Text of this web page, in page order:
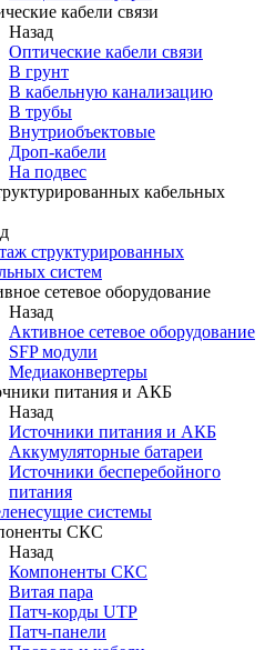
кабели связи
Назад
Оптические кабели связи
В грунт
В кабельную канализацию
В трубы
Внутриобъектовые
Дроп-кабели
На подвес
кабельных
структурированных
систем
сетевое оборудование
Назад
Активное сетевое оборудование
SFP модули
Медиаконвертеры
питания и АКБ
Назад
Источники питания и АКБ
Аккумуляторные батареи
Источники бесперебойного
питания
системы
СКС
Назад
Компоненты СКС
Витая пара
Патч-корды UTP
Патч-панели